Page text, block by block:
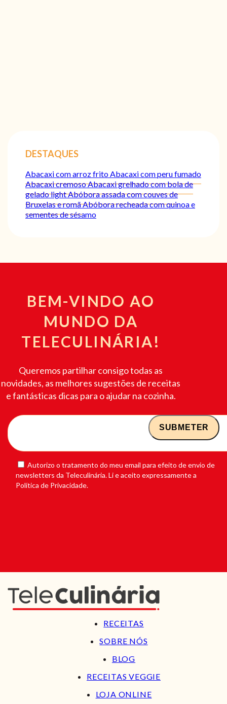
DESTAQUES
Abacaxi com arroz fritoAbacaxi com peru fumado
Abacaxi cremosoAbacaxi grelhado com bola de
gelado lightAbóbora assada com couves de
Bruxelas e romãAbóbora recheada com quinoa e
sementes de sésamo
BEM-VINDO AO
MUNDO DA
TELECULINÁRIA!
Queremos partilhar consigo todas as
novidades, as melhores sugestões de receitas
e fantásticas dicas para o ajudar na cozinha.
Autorizo o tratamento do meu email para efeito de envio de
newsletters da Teleculinária. Li e aceito expressamente a
Política de Privacidade.
RECEITAS
SOBRE NÓS
BLOG
RECEITAS VEGGIE
LOJA ONLINE